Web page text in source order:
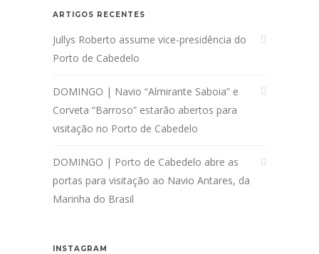
ARTIGOS RECENTES
Jullys Roberto assume vice-presidência do
Porto de Cabedelo
DOMINGO | Navio “Almirante Saboia” e
Corveta “Barroso” estarão abertos para
visitação no Porto de Cabedelo
DOMINGO | Porto de Cabedelo abre as
portas para visitação ao Navio Antares, da
Marinha do Brasil
INSTAGRAM